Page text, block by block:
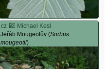
cz
Michael Kesl
Jeřáb Mougeotův (Sorbus
mougeotii)